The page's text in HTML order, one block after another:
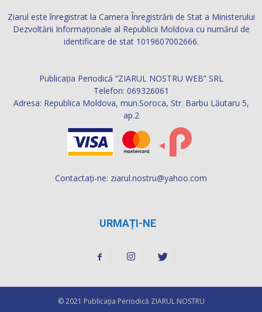
Ziarul este înregistrat la Camera Înregistrării de Stat a Ministerului
Dezvoltării Informaţionale al Republicii Moldova cu numărul de
identificare de stat 1019607002666.
Publicația Periodică “ZIARUL NOSTRU WEB” SRL
Telefon: 069326061
Adresa: Republica Moldova, mun.Soroca, Str. Barbu Lăutaru 5,
ap.2
Contactați-ne: ziarul.nostru@yahoo.com
URMAȚI-NE
© 2021 Publicaţia Periodică ZIARUL NOSTRU